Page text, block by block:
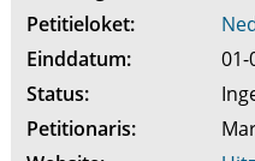
Petitieloket:
Einddatum:
01-
Status:
Petitionaris: